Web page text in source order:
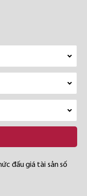
đấu giá tài sản số